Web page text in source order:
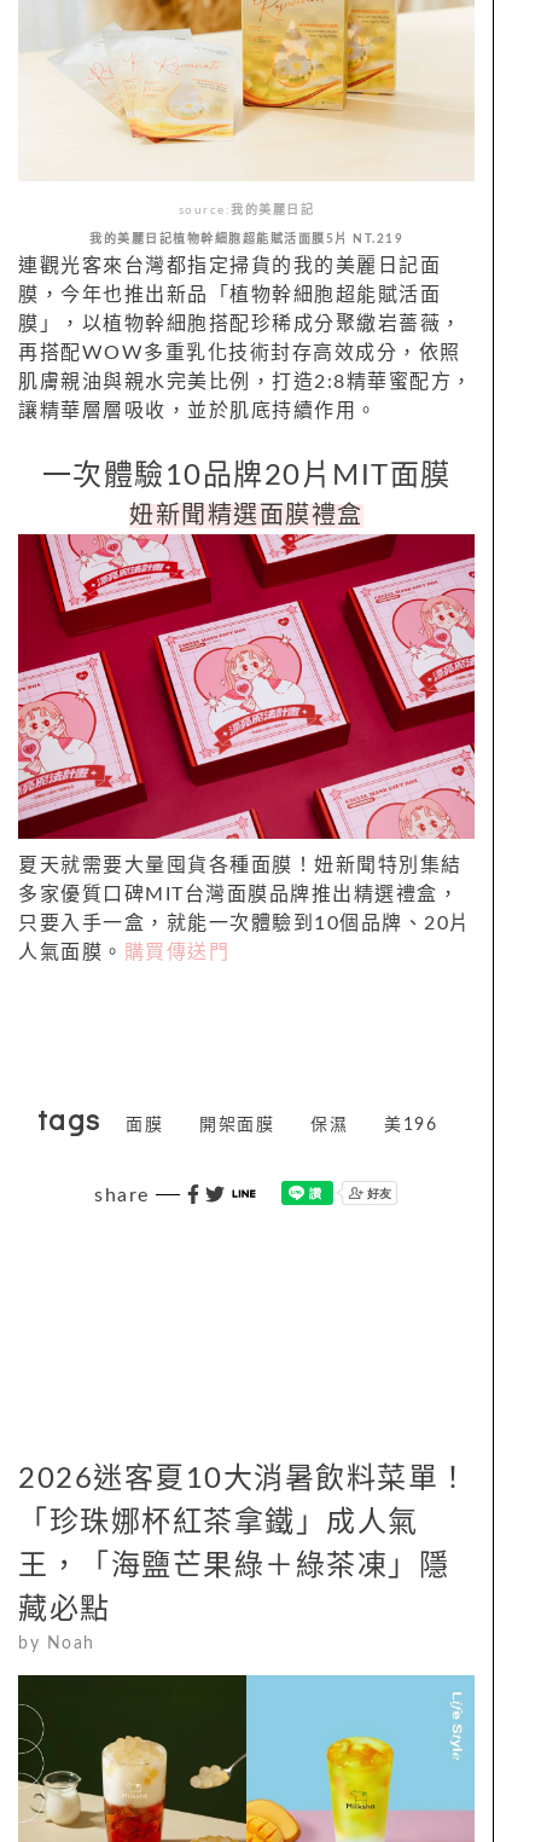
source:我的美麗日記
我的美麗日記植物幹細胞超能賦活 面膜5片 NT.219
連觀光客來台灣都指定掃貨的我的美麗日記面
膜，今年也推出新品「植物幹細胞超能賦活面
膜」，以植物幹細胞搭配珍稀成分聚繖岩薔薇，
再搭配WOW多重乳化技術封存高效成分，依照
肌膚親油與親水完美比例，打造2:8精華蜜配方，
讓精華層層吸收，並於肌底持續作用。
一次體驗10品牌20片MIT面膜
妞新聞精選面膜禮盒
夏天就需要大量囤貨各種面膜！妞新聞特別集結
多家優質口碑MIT台灣面膜品牌推出精選禮盒，
只要入手一盒，就能一次體驗到10個品牌、20片
人氣面膜。 購買傳送門
tags 面膜 開架面膜 保濕 美196
share
2026迷客夏10大消暑飲料菜單！
「珍珠娜杯紅茶拿鐵」成人氣
王，「海鹽芒果綠＋綠茶凍」隱
藏必點
by Noah